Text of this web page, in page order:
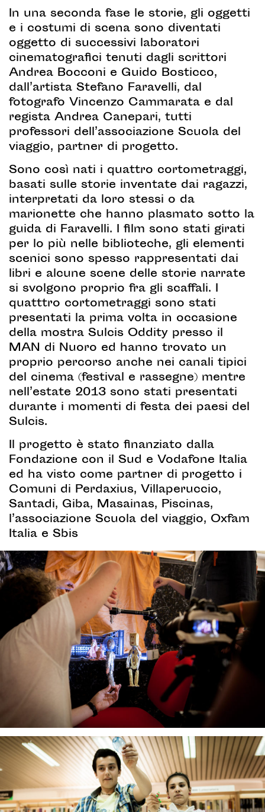
In una seconda fase le storie, gli oggetti
e i costumi di scena sono diventati
oggetto di successivi laboratori
cinematografici tenuti dagli scrittori
Andrea Bocconi e Guido Bosticco,
dall’artista Stefano Faravelli, dal
fotografo Vincenzo Cammarata e dal
regista Andrea Canepari, tutti
professori dell’associazione Scuola del
viaggio, partner di progetto.
Sono così nati i quattro cortometraggi,
basati sulle storie inventate dai ragazzi,
interpretati da loro stessi o da
marionette che hanno plasmato sotto la
guida di Faravelli. I film sono stati girati
per lo più nelle biblioteche, gli elementi
scenici sono spesso rappresentati dai
libri e alcune scene delle storie narrate
si svolgono proprio fra gli scaffali. I
quatttro cortometraggi sono stati
presentati la prima volta in occasione
della mostra Sulcis Oddity presso il
MAN di Nuoro ed hanno trovato un
proprio percorso anche nei canali tipici
del cinema (festival e rassegne) mentre
nell’estate 2013 sono stati presentati
durante i momenti di festa dei paesi del
Sulcis.
Il progetto è stato finanziato dalla
Fondazione con il Sud e Vodafone Italia
ed ha visto come partner di progetto i
Comuni di Perdaxius, Villaperuccio,
Santadi, Giba, Masainas, Piscinas,
l’associazione Scuola del viaggio, Oxfam
Italia e Sbis